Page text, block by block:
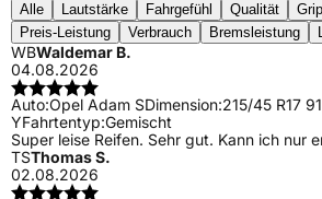
Alle Lautstärke Fahrgefühl Qualität Grip
Preis-Leistung
Verbrauch Bremsleistung
WBWaldemar B.
04.08.2026
Auto:Opel Adam SDimension:215/45 R17 91
YFahrtentyp:Gemischt
Super leise Reifen. Sehr gut. Kann ich nur
TSThomas S.
02.08.2026